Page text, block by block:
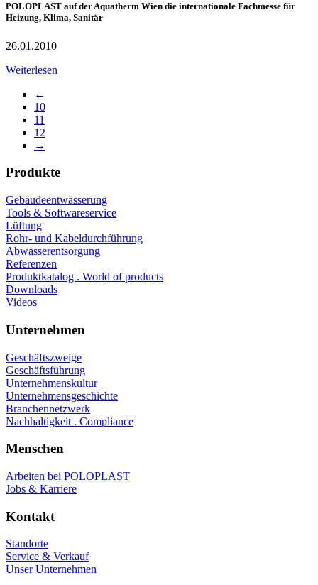
POLOPLAST auf der Aquatherm Wien die internationale Fachmesse für
Heizung, Klima, Sanitär
26.01.2010
Weiterlesen
←
10
11
12
→
Produkte
Gebäudeentwässerung
Tools & Softwareservice
Lüftung
Rohr- und Kabeldurchführung
Abwasserentsorgung
Referenzen
Produktkatalog . World of products
Downloads
Videos
Unternehmen
Geschäftszweige
Geschäftsführung
Unternehmenskultur
Unternehmensgeschichte
Branchennetzwerk
Nachhaltigkeit . Compliance
Menschen
Arbeiten bei POLOPLAST
Jobs & Karriere
Kontakt
Standorte
Service & Verkauf
Unser Unternehmen